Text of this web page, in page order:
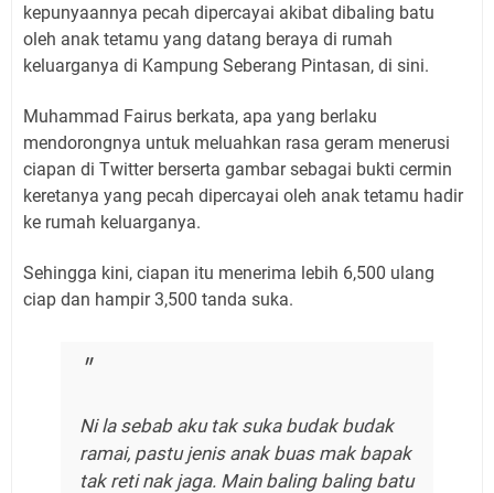
kepunyaannya pecah dipercayai akibat dibaling batu
oleh anak tetamu yang datang beraya di rumah
keluarganya di Kampung Seberang Pintasan, di sini.
Muhammad Fairus berkata, apa yang berlaku
mendorongnya untuk meluahkan rasa geram menerusi
ciapan di Twitter berserta gambar sebagai bukti cermin
keretanya yang pecah dipercayai oleh anak tetamu hadir
ke rumah keluarganya.
Sehingga kini, ciapan itu menerima lebih 6,500 ulang
ciap dan hampir 3,500 tanda suka.
Ni la sebab aku tak suka budak budak
ramai, pastu jenis anak buas mak bapak
tak reti nak jaga. Main baling baling batu